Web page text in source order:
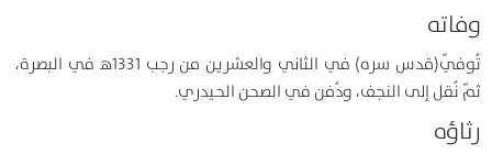
وفاته
تُوفّي(قدس سره) في الثاني والعشرين من رجب 1331ﻫ في البصرة،
ثمّ نُقل إلى النجف، ودُفن في الصحن الحيدري.
رثاؤه